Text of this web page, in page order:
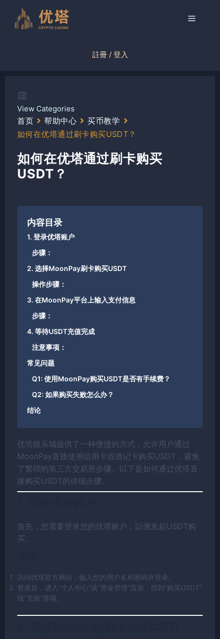
菜
註冊 / 登入
View Categories
首页 帮助中心
买币教学
如何在优塔通过刷卡购买USDT？
如何在优塔通过刷卡购买
USDT？
内容目录
1. 登录优塔账户
步骤：
2. 选择MoonPay刷卡购买USDT
操作步骤：
3. 在MoonPay平台上输入支付信息
步骤：
4. 等待USDT充值完成
注意事项：
常见问题
Q1: 使用MoonPay购买USDT是否有手续费？
Q2: 如果购买失败怎么办？
结论
优塔娱乐城提供了一种便捷的方式，允许用户通过
MoonPay直接使用信用卡或借记卡购买USDT，避免
了繁琐的第三方交易所步骤。以下是如何通过优塔直
接购买USDT的详细步骤。
首先，您需要登录您的优塔账户，以便发起USDT购
买。
访问优塔官方网站，输入您的用户名和密码并登录。
登录后，进入“个人中心”或“资金管理”页面，找到“购买USDT”
或“充值”选项。